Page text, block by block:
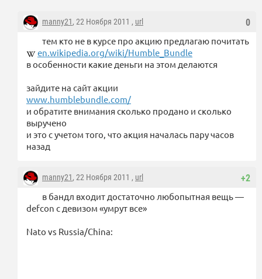
0
manny21, 22 Ноября 2011 , url
тем кто не в курсе про акцию предлагаю почитать
en.wikipedia.org/wiki/Humble_Bundle
в особенности какие деньги на этом делаются
зайдите на сайт акции
www.humblebundle.com/
и обратите внимания сколько продано и сколько
выручено
и это с учетом того, что акция началась пару часов
назад
+2
manny21, 22 Ноября 2011 , url
в бандл входит достаточно любопытная вещь —
defcon с девизом «умрут все»
Nato vs Russia/China: